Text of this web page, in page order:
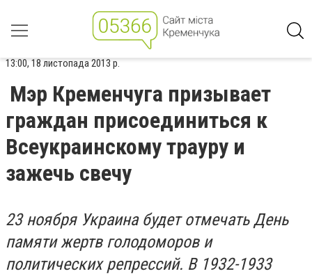
13:00, 18 листопада 2013 р.
Мэр Кременчуга призывает
граждан присоединиться к
Всеукраинскому трауру и
зажечь свечу
23 ноября Украина будет отмечать День
памяти жертв голодоморов и
политических репрессий. В 1932-1933